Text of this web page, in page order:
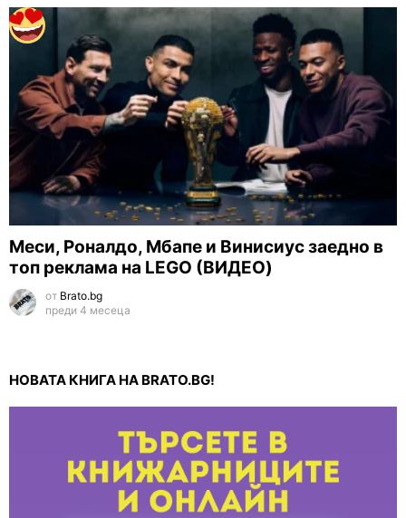
Меси, Роналдо, Мбапе и Винисиус заедно в
топ реклама на LEGO (ВИДЕО)
от Brato.bg
преди 4 месеца
НОВАТА КНИГА НА BRATO.BG!